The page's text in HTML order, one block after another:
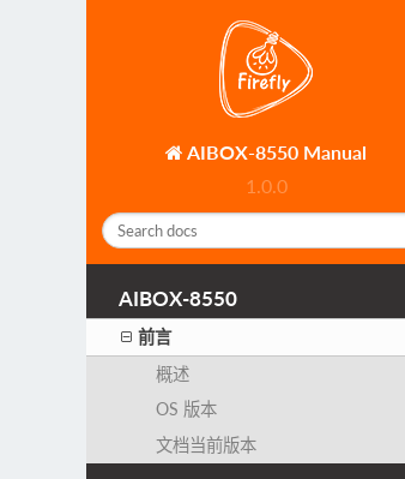
AIBOX-8550 Manual
1.0.0
AIBOX-8550
前言
概述
OS 版本
文档当前版本